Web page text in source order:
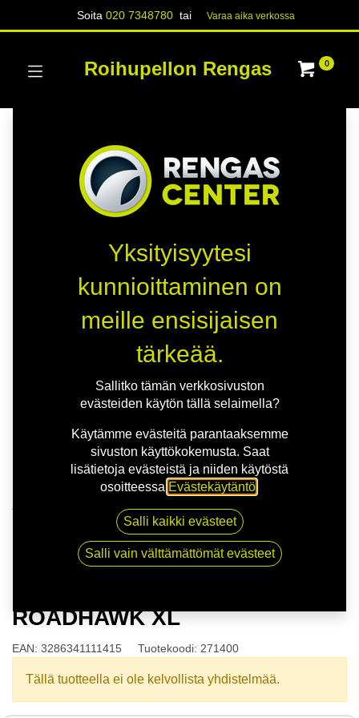
Soita020 7348780 tai Varaa aika verk​​​​ossa
Roihupellon Rengas 0
165/65R15 81T FIRESTONE ROADHAWK XL
ROADHAWK XL
EAN: 3286341111415 Tuotekoodi: 271400
Tällä tuotteella ei ole kelvollista yhdistelmää.
Yksityisyytesi
kunnioittaminen on
meille ensisijaisen
tärkeää.
Sallitko tämän verkkosivuston
evästeiden käytön tällä selaimella?
Käytämme evästeitä parantaaksemme
sivuston käyttökokemusta. Saat
lisätietoja evästeistä ja niiden käytöstä
osoitteessa Evästekäytäntö
Salli kaikki evästeet
Salli vain välttämättömät evästeet